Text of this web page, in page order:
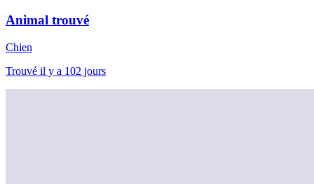
Animal trouvé
Chien
Trouvé il y a 102 jours